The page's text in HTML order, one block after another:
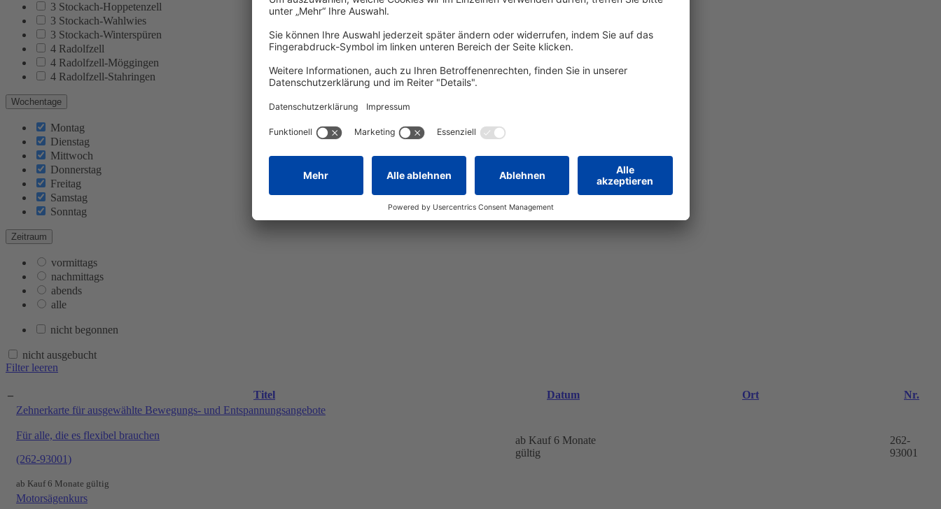
3 Stockach-Hoppetenzell
3 Stockach-Wahlwies
3 Stockach-Winterspüren
4 Radolfzell
4 Radolfzell-Möggingen
4 Radolfzell-Stahringen
Wochentage
Montag
Dienstag
Mittwoch
Donnerstag
Freitag
Samstag
Sonntag
Zeitraum
vormittags
nachmittags
abends
alle
nicht begonnen
nicht ausgebucht
Filter leeren
– Titel Datum Ort
Nr.
Zehnerkarte für ausgewählte Bewegungs- und Entspannungsangebote
Für alle, die es flexibel brauchen
(262-93001)
ab Kauf 6 Monate gültig
ab Kauf 6 Monate
gültig
262-
93001
Motorsägenkurs